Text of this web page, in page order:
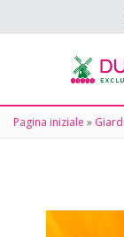
Pagina iniziale »